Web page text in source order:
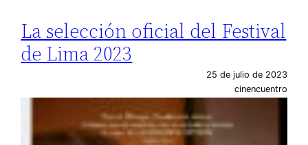
La selección oficial del Festival
de Lima 2023
25 de julio de 2023
cinencuentro